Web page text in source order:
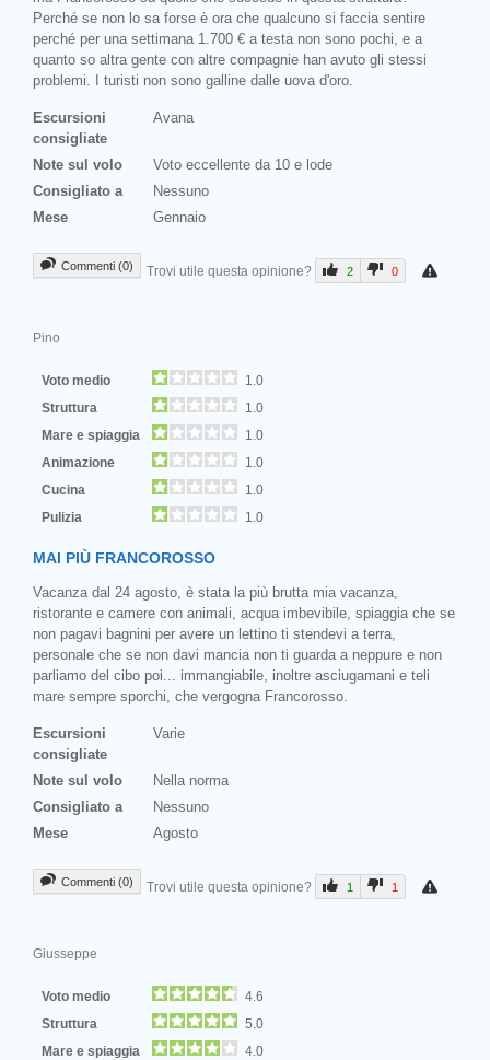
Perché se non lo sa forse è ora che qualcuno si faccia sentire
perché per una settimana 1.700 € a testa non sono pochi, e a
quanto so altra gente con altre compagnie han avuto gli stessi
problemi. I turisti non sono galline dalle uova d'oro.
Escursioni
consigliate
Avana
Note sul volo
Voto eccellente da 10 e lode
Consigliato a
Nessuno
Mese
Gennaio
Commenti (0) Trovi utile questa opinione? 2 0
Pino
Voto medio
1.0
Struttura
1.0
Mare e spiaggia
1.0
Animazione
1.0
Cucina
1.0
Pulizia
1.0
MAI PIÙ FRANCOROSSO
Vacanza dal 24 agosto, è stata la più brutta mia vacanza,
ristorante e camere con animali, acqua imbevibile, spiaggia che se
non pagavi bagnini per avere un lettino ti stendevi a terra,
personale che se non davi mancia non ti guarda a neppure e non
parliamo del cibo poi... immangiabile, inoltre asciugamani e teli
mare sempre sporchi, che vergogna Francorosso.
Escursioni
consigliate
Varie
Note sul volo
Nella norma
Consigliato a
Nessuno
Mese
Agosto
Commenti (0) Trovi utile questa opinione? 1 1
Giusseppe
Voto medio
4.6
Struttura
5.0
Mare e spiaggia
4.0